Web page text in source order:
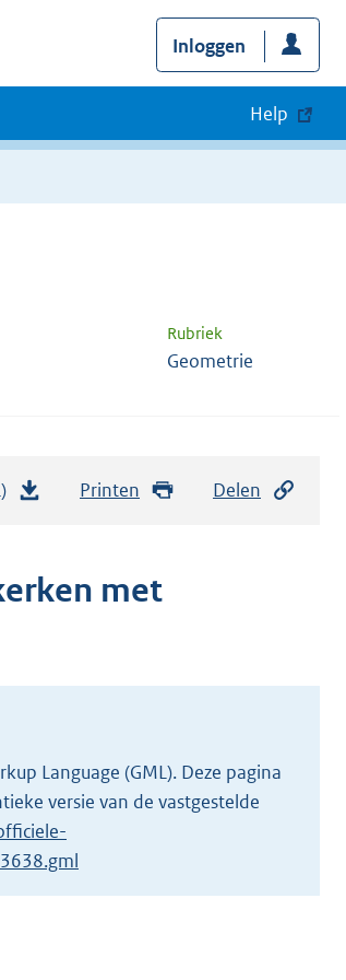
Inloggen
Help
Rubriek
Geometrie
t
a
o
o
t
t
e
Printen Delen
met
Language (GML). Deze pagina
versie van de vastgestelde